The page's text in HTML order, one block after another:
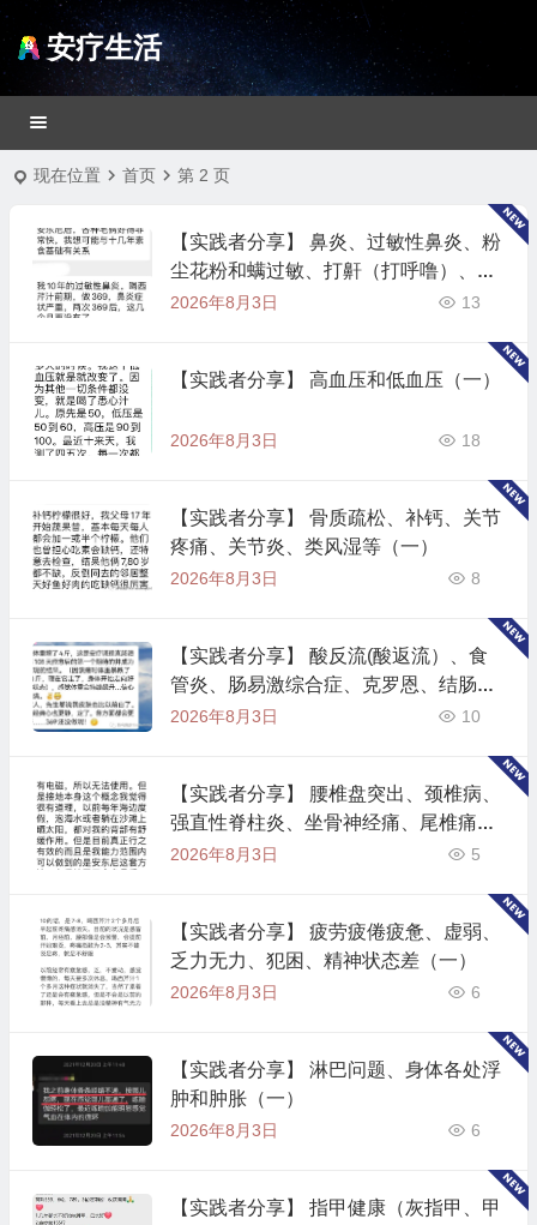
安疗生活
现在位置 首页 第 2 页
【实践者分享】 鼻炎、过敏性鼻炎、粉
尘花粉和螨过敏、打鼾（打呼噜）、呼
吸不通畅、嗅觉失灵（一）
2026年8月3日 13
【实践者分享】 高血压和低血压（一）
2026年8月3日 18
【实践者分享】 骨质疏松、补钙、关节
疼痛、关节炎、类风湿等（一）
2026年8月3日 8
【实践者分享】 酸反流(酸返流）、食
管炎、肠易激综合症、克罗恩、结肠
炎、肠绞痛
2026年8月3日 10
【实践者分享】 腰椎盘突出、颈椎病、
强直性脊柱炎、坐骨神经痛、尾椎痛、
肩周炎、脊柱侧弯（一）
2026年8月3日 5
【实践者分享】 疲劳疲倦疲惫、虚弱、
乏力无力、犯困、精神状态差（一）
2026年8月3日 6
【实践者分享】 淋巴问题、身体各处浮
肿和肿胀（一）
2026年8月3日 6
【实践者分享】 指甲健康（灰指甲、甲